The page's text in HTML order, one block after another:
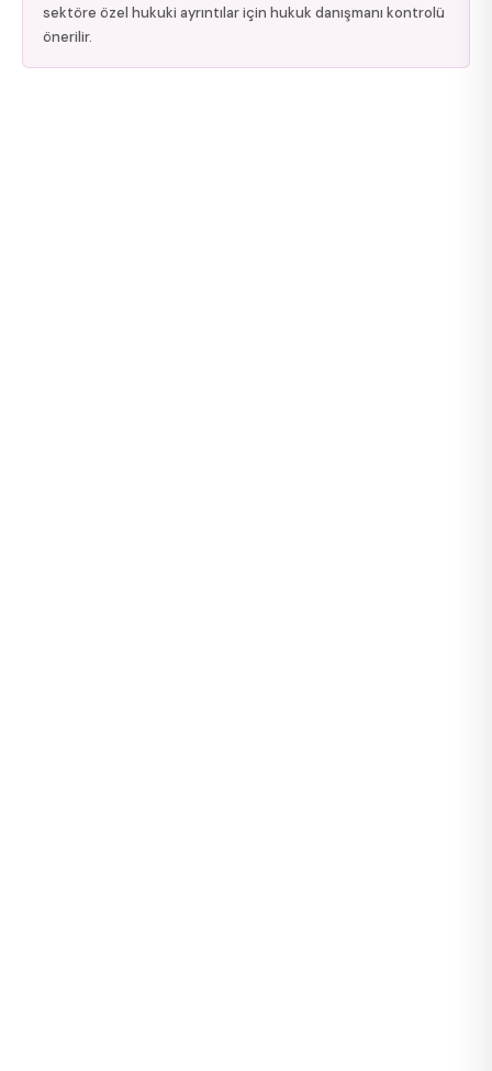
sektöre özel hukuki ayrıntılar için hukuk danışmanı kontrolü
önerilir.